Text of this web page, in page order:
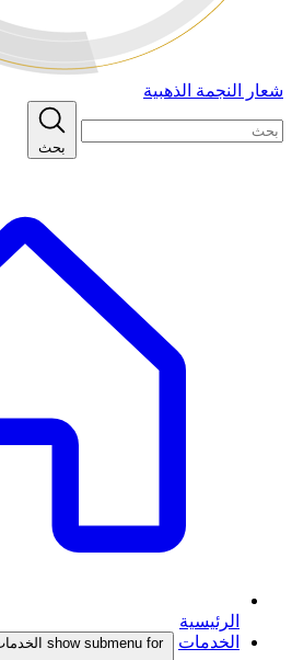
شعار النجمة الذهبية
بحث
الرئيسية
الخدمات
show submenu for الخدمات